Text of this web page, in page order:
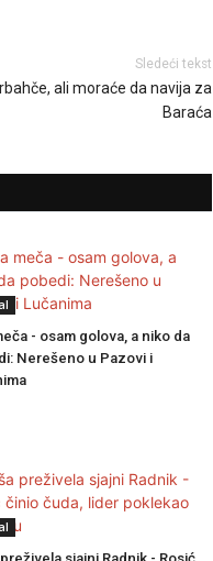
Sledeći tekst
ali moraće da navija za
Baraća
- osam golova, a niko da
Nerešeno u Pazovi i